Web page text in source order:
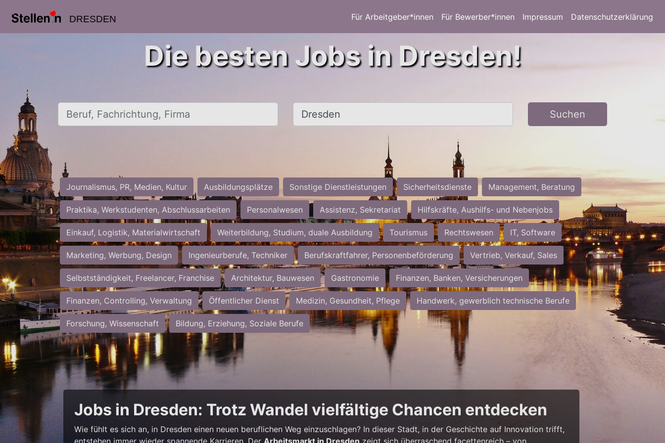
DRESDEN Für Arbeitgeber*innen Für Bewerber*innen Impressum Datenschutzerklärung
Die besten Jobs in Dresden!
Beruf, Fachrichtung, Firma Ort, Stadt Suchen
Journalismus, PR, Medien, Kultur Ausbildungsplätze Sonstige Dienstleistungen Sicherheitsdienste Management, Beratung
Praktika, Werkstudenten, Abschlussarbeiten Personalwesen Assistenz, Sekretariat Hilfskräfte, Aushilfs- und Nebenjobs
Einkauf, Logistik, Materialwirtschaft Weiterbildung, Studium, duale Ausbildung Tourismus Rechtswesen IT, Software
Marketing, Werbung, Design Ingenieurberufe, Techniker Berufskraftfahrer, Personenbeförderung Vertrieb, Verkauf, Sales
Selbstständigkeit, Freelancer, Franchise Architektur, Bauwesen Gastronomie Finanzen, Banken, Versicherungen
Finanzen, Controlling, Verwaltung Öffentlicher Dienst Medizin, Gesundheit, Pflege Handwerk, gewerblich technische Berufe
Forschung, Wissenschaft Bildung, Erziehung, Soziale Berufe
Jobs in Dresden: Trotz Wandel vielfältige Chancen entdecken
Wie fühlt es sich an, in Dresden einen neuen beruflichen Weg einzuschlagen? In dieser Stadt, in der Geschichte auf Innovation trifft,